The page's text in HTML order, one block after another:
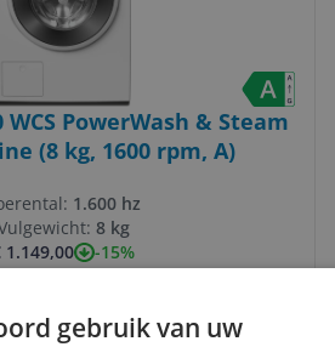
WCS PowerWash & Steam
(8 kg, 1600 rpm, A)
1.600 hz
8 kg
1.149,00
-15%
gebruik van uw